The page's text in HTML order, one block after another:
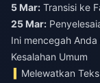
5 Mar: Transisi ke
25 Mar:
Ini mencegah
Kesalahan Umum
Melewatkan